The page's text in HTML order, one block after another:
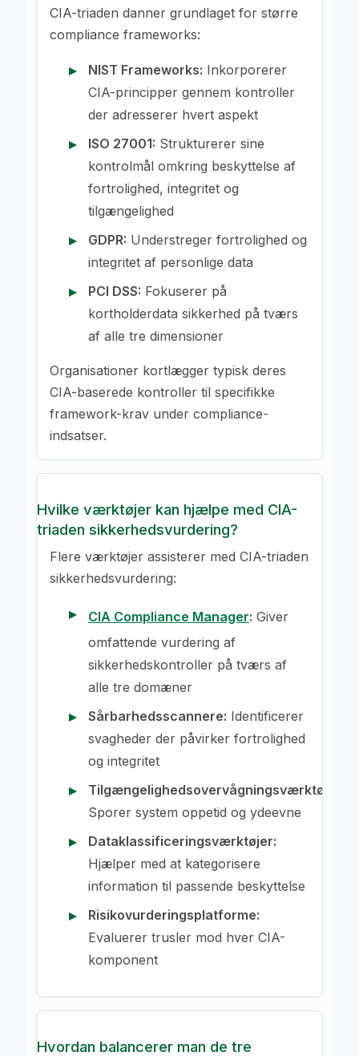
CIA-triaden danner grundlaget for større
compliance frameworks:
NIST Frameworks: Inkorporerer
CIA-principper gennem kontroller
der adresserer hvert aspekt
ISO 27001: Strukturerer sine
kontrolmål omkring beskyttelse af
fortrolighed, integritet og
tilgængelighed
GDPR: Understreger fortrolighed og
integritet af personlige data
PCI DSS: Fokuserer på
kortholderdata sikkerhed på tværs
af alle tre dimensioner
Organisationer kortlægger typisk deres
CIA-baserede kontroller til specifikke
framework-krav under compliance-
indsatser.
Hvilke værktøjer kan hjælpe med CIA-
triaden sikkerhedsvurdering?
Flere værktøjer assisterer med CIA-triaden
sikkerhedsvurdering:
CIA Compliance Manager: Giver
omfattende vurdering af
sikkerhedskontroller på tværs af
alle tre domæner
Sårbarhedsscannere: Identificerer
svagheder der påvirker fortrolighed
og integritet
Tilgængelighedsovervågningsværktøjer:
Sporer system oppetid og ydeevne
Dataklassificeringsværktøjer:
Hjælper med at kategorisere
information til passende beskyttelse
Risikovurderingsplatforme:
Evaluerer trusler mod hver CIA-
komponent
Hvordan balancerer man de tre